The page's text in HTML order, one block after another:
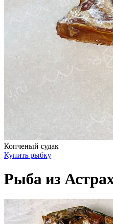
Копченый судак
Купить рыбку
Рыба из